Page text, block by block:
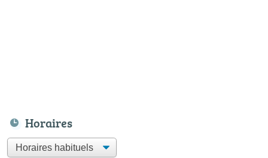
Horaires